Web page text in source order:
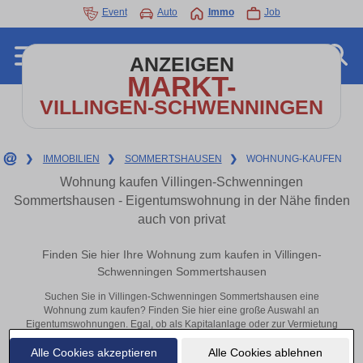
Alle Cookies akzeptieren Alle Cookies ablehnen
Event Auto Immo Job
ANZEIGEN
MARKT-
VILLINGEN-SCHWENNINGEN
❯ IMMOBILIEN ❯ SOMMERTSHAUSEN ❯ WOHNUNG-KAUFEN
Wohnung kaufen Villingen-Schwenningen
Sommertshausen - Eigentumswohnung in der Nähe finden
auch von privat
Finden Sie hier Ihre Wohnung zum kaufen in Villingen-
Schwenningen Sommertshausen
Suchen Sie in Villingen-Schwenningen Sommertshausen eine
Wohnung zum kaufen? Finden Sie hier eine große Auswahl an
Eigentumswohnungen. Egal, ob als Kapitalanlage oder zur Vermietung
– hier finden Sie Ihre Immobilie in Villingen-Schwenningen
Sommertshausen oder in der Nähe.